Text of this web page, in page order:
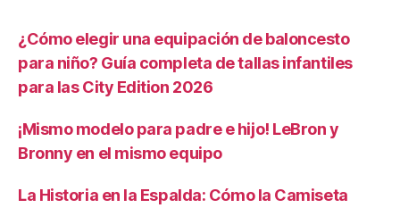
¿Cómo elegir una equipación de baloncesto
para niño? Guía completa de tallas infantiles
para las City Edition 2026
¡Mismo modelo para padre e hijo! LeBron y
Bronny en el mismo equipo
La Historia en la Espalda: Cómo la Camiseta